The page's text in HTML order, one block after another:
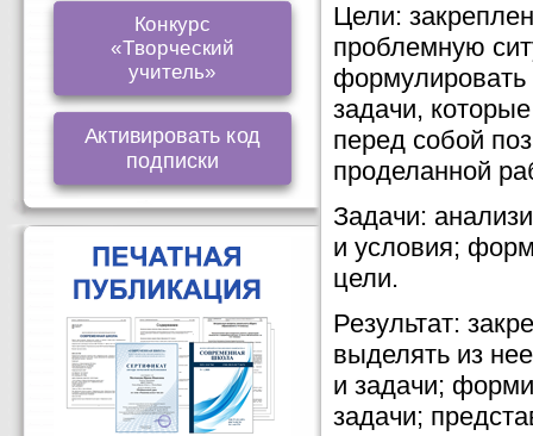
Цели:
проблемную
задачи,
перед собой
проделанной
Задачи:
и условия;
цели.
Результат:
выделять из
и задачи;
задачи;
Конкурс
«Творческий
учитель»
Активировать код
подписки